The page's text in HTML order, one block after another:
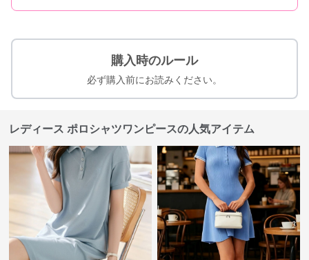
購入時のルール
必ず購入前にお読みください。
レディース ポロシャツワンピースの人気アイテム